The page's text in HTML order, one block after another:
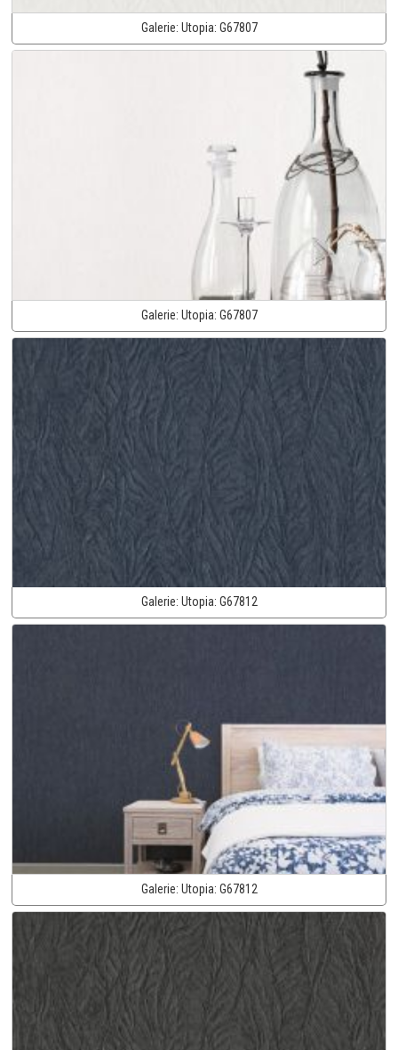
Galerie: Utopia: G67807
Galerie: Utopia: G67807
Galerie: Utopia: G67812
Galerie: Utopia: G67812